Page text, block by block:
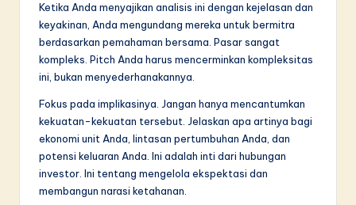
Ketika Anda menyajikan analisis ini dengan kejelasan dan
keyakinan, Anda mengundang mereka untuk bermitra
berdasarkan pemahaman bersama. Pasar sangat
kompleks. Pitch Anda harus mencerminkan kompleksitas
ini, bukan menyederhanakannya.
Fokus pada implikasinya. Jangan hanya mencantumkan
kekuatan-kekuatan tersebut. Jelaskan apa artinya bagi
ekonomi unit Anda, lintasan pertumbuhan Anda, dan
potensi keluaran Anda. Ini adalah inti dari hubungan
investor. Ini tentang mengelola ekspektasi dan
membangun narasi ketahanan.